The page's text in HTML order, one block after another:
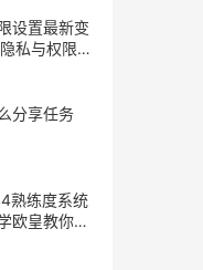
设置最新变
私与权限全
分享任务
熟练度系统
欧皇教你速